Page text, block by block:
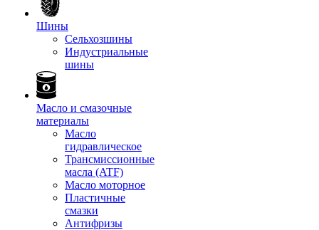
Шины
Сельхозшины
Индустриальные
шины
Масло и смазочные
материалы
Масло
гидравлическое
Трансмиссионные
масла (ATF)
Масло моторное
Пластичные
смазки
Антифризы